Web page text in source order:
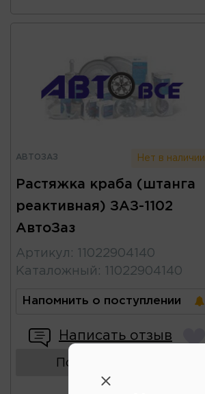
АВТОЗАЗ Нет в наличии
Растяжка краба (штанга
реактивная) ЗАЗ-1102
АвтоЗаз
Артикул :
11022904140
Каталожный : 11022904140
Напомнить о поступлении
Написать отзыв
Показать аналоги